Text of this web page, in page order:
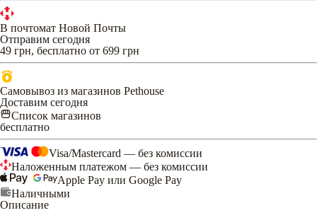
В почтомат Новой Почты
Отправим сегодня
49 грн, бесплатно от 699 грн
Самовывоз из магазинов Pethouse
Доставим сегодня
Список магазинов
бесплатно
Visa/Mastercard — без комиссии
Наложенным платежом — без комиссии
Apple Pay или Google Pay
Наличными
Описание